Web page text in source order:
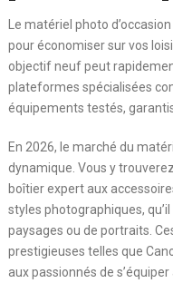
Le matériel photo
pour économiser sur vos
objectif neuf peut
plateformes spécialisées
équipements testés,
En 2026, le marché du
dynamique. Vous y
boîtier expert aux
styles photographiques,
paysages ou de portraits.
prestigieuses telles que
aux passionnés de